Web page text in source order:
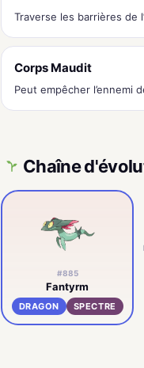
Traverse les barrières de
Corps Maudit
Peut empêcher l’ennemi
Chaîne
#885
Fantyrm
DRAGON SPECTRE